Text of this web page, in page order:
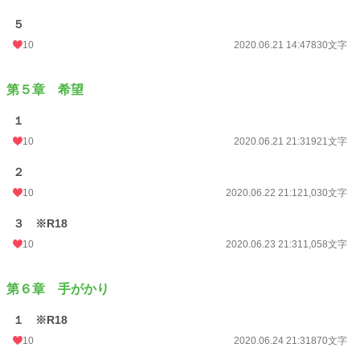
５
10 2020.06.21 14:47830文字
第５章 希望
１
10 2020.06.21 21:31921文字
２
10 2020.06.22 21:121,030文字
３ ※R18
10 2020.06.23 21:311,058文字
第６章 手がかり
１ ※R18
10 2020.06.24 21:31870文字